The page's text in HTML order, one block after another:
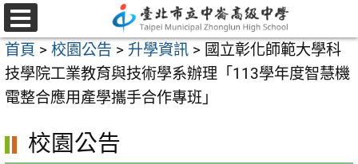
跳
至
主
要
內
區
選
單
首頁 > 校園公告 > 升學資訊 > 國立彰化師範大學科
技學院工業教育與技術學系辦理「113學年度智慧機
電整合應用產學攜手合作專班」
校園公告